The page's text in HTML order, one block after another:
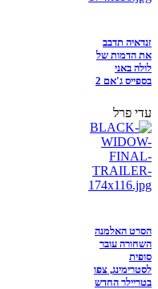
זנדאיה תדבב
את הדמות של
לולה באני
בספייס ג'אם 2
עדי פרל
הסרט האלמנה
השחורה עובר
סופית
לסטרימינג, צפו
בטריילר החדש